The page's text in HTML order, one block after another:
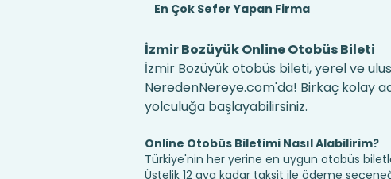
En Çok Sefer Yapan Firma
İzmir Bozüyük Online Otobüs Bileti
İzmir Bozüyük otobüs bileti, yerel ve
NeredenNereye.com'da! Birkaç kolay
yolculuğa başlayabilirsiniz.
Online Otobüs Biletimi Nasıl Alabilirim?
Türkiye'nin her yerine en uygun otobüs
Üstelik 12 aya kadar taksit ile ödeme